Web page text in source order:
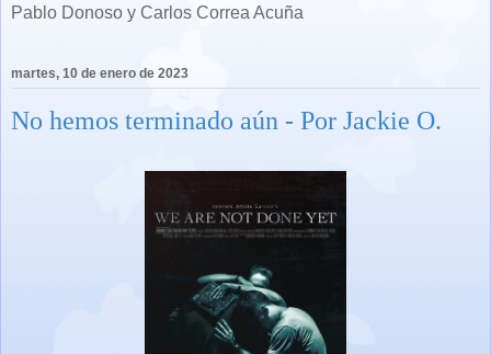
Pablo Donoso y Carlos Correa Acuña
martes, 10 de enero de 2023
No hemos terminado aún - Por Jackie O.